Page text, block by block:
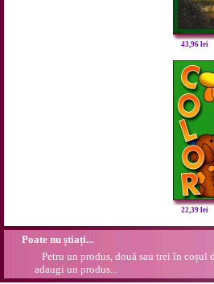
43,96 lei
22,39 lei
Poate nu știați...
Petru un produs, două sau trei în coșul
adaugi un produs...